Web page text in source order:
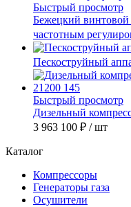
Быстрый просмотр
Бежецкий
частотным
Пескоструйный
Быстрый просмотр
Дизельный
3 963 100 ₽ / шт
Каталог
Компрессоры
Генераторы газа
Осушители